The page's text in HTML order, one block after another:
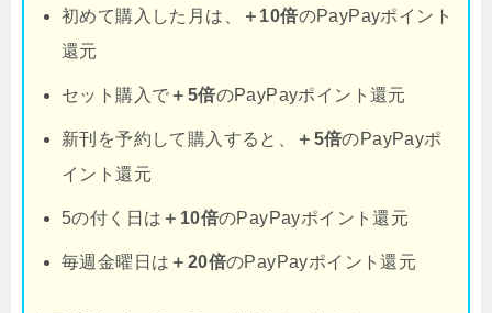
初めて購入した月は、 ＋10倍のPayPayポイント
還元
セット購入で ＋5倍のPayPayポイント還元
新刊を予約して購入すると、 ＋5倍のPayPayポ
イント還元
5の付く日は ＋10倍のPayPayポイント還元
毎週金曜日は ＋20倍のPayPayポイント還元